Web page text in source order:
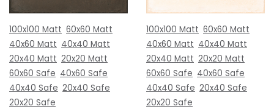
100x100 Matt 60x60 Matt
40x60 Matt 40x40 Matt
20x40 Matt 20x20 Matt
60x60 Safe 40x60 Safe
40x40 Safe 20x40 Safe
20x20 Safe
100x100 Matt 60x60 Matt
40x60 Matt 40x40 Matt
20x40 Matt 20x20 Matt
60x60 Safe 40x60 Safe
40x40 Safe 20x40 Safe
20x20 Safe